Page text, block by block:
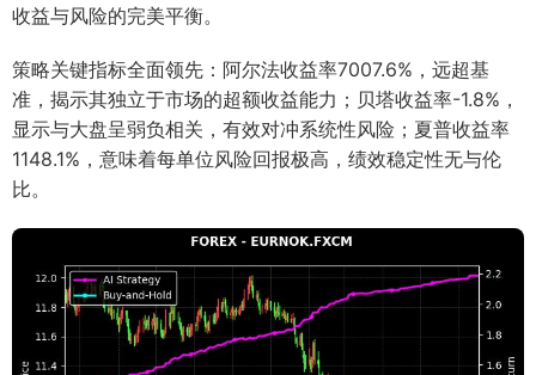
收益与风险的完美平衡。
策略关键指标全面领先：阿尔法收益率7007.6%，远超基
准，揭示其独立于市场的超额收益能力；贝塔收益率-1.8%，
显示与大盘呈弱负相关，有效对冲系统性风险；夏普收益率
1148.1%，意味着每单位风险回报极高，绩效稳定性无与伦
比。